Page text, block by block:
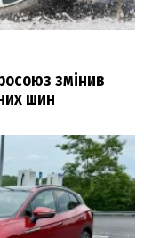
змінив
шин